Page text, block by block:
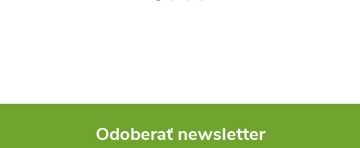
Odoberať newsletter